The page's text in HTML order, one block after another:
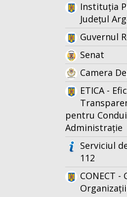
Instituția
Județul
Guvernul
Senat
Camera
ETICA -
pentru
Administrație
Serviciul
112
CONECT -